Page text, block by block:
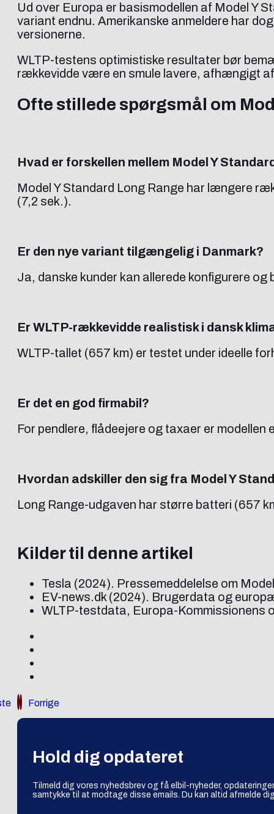
Ud over Europa er basismodellen af Model Y
variant endnu. Amerikanske anmeldere har
versionerne.
WLTP-testens optimistiske resultater bør
rækkevidde være en smule lavere, afhængigt
Ofte stillede spørgsmål om
Hvad er forskellen mellem Model Y
Model Y Standard Long Range har længere
(7,2 sek.).
Er den nye variant tilgængelig i Danmark?
Ja, danske kunder kan allerede konfigurere
Er WLTP-rækkevidde realistisk i dansk
WLTP-tallet (657 km) er testet under ideelle
Er det en god firmabil?
For pendlere, flådeejere og taxaer er
Hvordan adskiller den sig fra Model Y
Long Range-udgaven har større batteri (657
Kilder til denne artikel
Tesla (2024). Pressemeddelelse om
EV-news.dk (2024). Brugerdata og
WLTP-testdata, Europa-Kommissionens
Forrige
Hold dig opdateret
Tilmeld dig vores nyhedsbrev og få elbil-nyheder,
samtykke til at modtage disse emails. Du kan altid afmelde